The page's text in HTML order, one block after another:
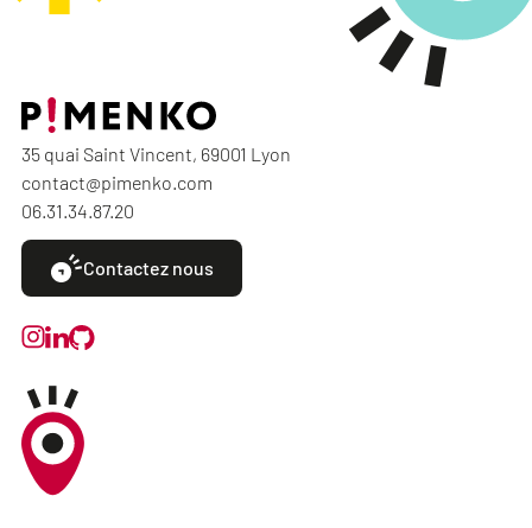
35 quai Saint Vincent, 69001 Lyon
contact@pimenko.com
06.31.34.87.20
Contactez nous